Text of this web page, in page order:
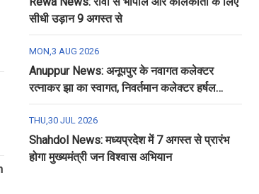
सीधी उड़ान 9 अगस्त से
MON,3 AUG 2026
Anuppur News: अनूपपुर के नवागत कलेक्टर
रत्नाकर झा का स्वागत, निवर्तमान कलेक्टर हर्षल
पंचोली को दी गई विदाई
THU,30 JUL 2026
Shahdol News: मध्यप्रदेश में 7 अगस्त से प्रारंभ
होगा मुख्यमंत्री जन विश्वास अभियान